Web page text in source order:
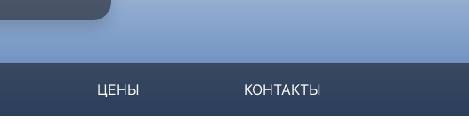
ЦЕНЫ КОНТАКТЫ